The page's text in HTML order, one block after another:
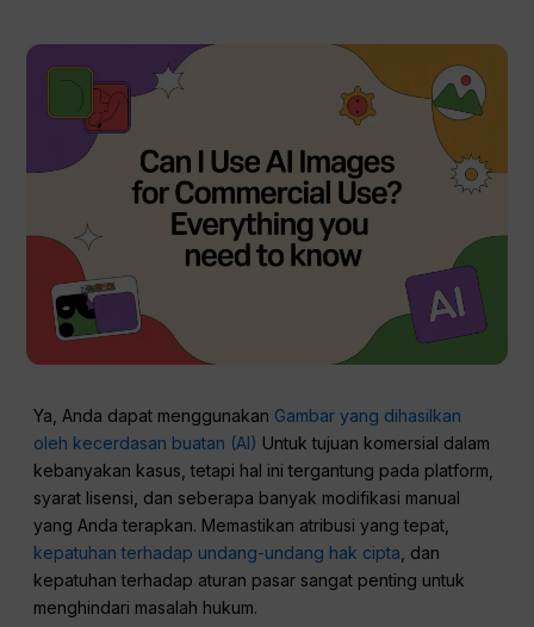
Ya, Anda dapat menggunakan Gambar yang dihasilkan
oleh kecerdasan buatan (AI) Untuk tujuan komersial dalam
kebanyakan kasus, tetapi hal ini tergantung pada platform,
syarat lisensi, dan seberapa banyak modifikasi manual
yang Anda terapkan. Memastikan atribusi yang tepat,
kepatuhan terhadap undang-undang hak cipta , dan
kepatuhan terhadap aturan pasar sangat penting untuk
menghindari masalah hukum.